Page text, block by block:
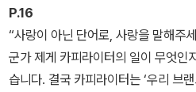
P.16
“사랑이 아닌 단어로, 사랑을 말해주
군가 제게 카피라이터의 일이 무엇인
습니다. 결국 카피라이터는 ‘우리 브